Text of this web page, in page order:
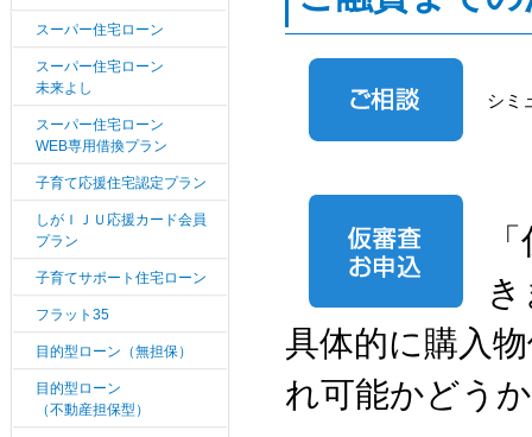
スーパー住宅ローン
スーパー住宅ローン
未来よし
スーパー住宅ローン
WEB専用借換プラン
子育て応援住宅認定プラン
しがＩＪＵ応援カード会員
プラン
子育てサポート住宅ローン
フラット35
目的型ローン（無担保）
目的型ローン
（不動産担保型）
シミ
具体的に購入
れ可能かどう